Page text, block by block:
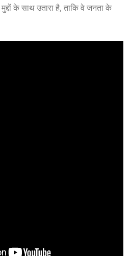
के साथ उतारा है, ताकि वे जनता के